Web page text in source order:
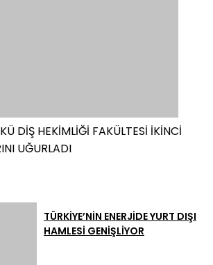
DİŞ HEKİMLİĞİ FAKÜLTESİ İKİNCİ
UĞURLADI
TÜRKİYE’NİN ENERJİDE YURT DIŞI
HAMLESİ GENİŞLİYOR